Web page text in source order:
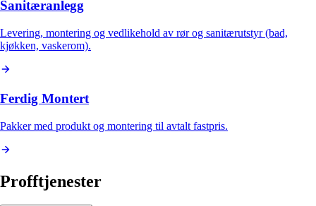
Sanitæranlegg
Levering, montering og vedlikehold av rør og sanitærutstyr (bad,
kjøkken, vaskerom).
Ferdig Montert
Pakker med produkt og montering til avtalt fastpris.
Profftjenester